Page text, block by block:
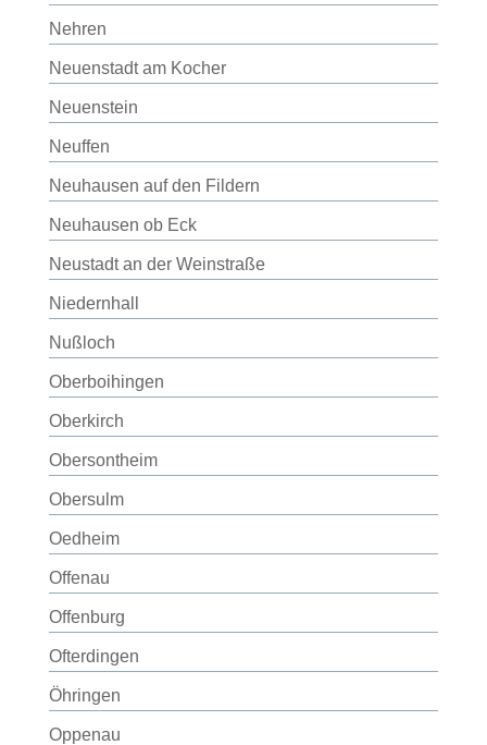
Nehren
Neuenstadt am Kocher
Neuenstein
Neuffen
Neuhausen auf den Fildern
Neuhausen ob Eck
Neustadt an der Weinstraße
Niedernhall
Nußloch
Oberboihingen
Oberkirch
Obersontheim
Obersulm
Oedheim
Offenau
Offenburg
Ofterdingen
Öhringen
Oppenau